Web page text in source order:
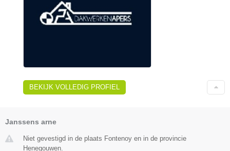
BEKIJK VOLLEDIG PROFIEL
Janssens arne
Niet gevestigd in de plaats Fontenoy en in de provincie
Henegouwen.